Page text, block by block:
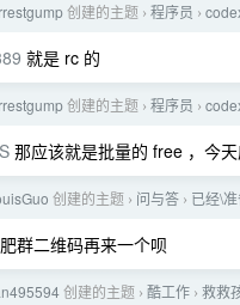
创建的主题 › 程序员 ›
就是 rc 的
创建的主题 › 程序员 ›
那应该就是批量的 free ，今
创建的主题 › 问与答 › 已经\
群二维码再来一个呗
创建的主题 › 酷工作 › 救救